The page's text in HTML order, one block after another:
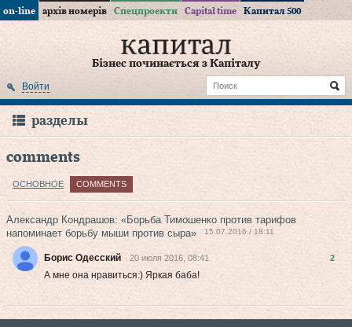
on-line архів номерів Спецпроекти Capital time Капитал 500
Бізнес починається з Капіталу
Войти
разделы
comments
ОСНОВНОЕ COMMENTS
Александр Кондрашов: «Борьба Тимошенко против тарифов
напоминает борьбу мыши против сыра» 15.07.2016 / 18:11
Борис Одесский 20 июля 2016, 08:41
А мне она нравиться:) Яркая баба!
2